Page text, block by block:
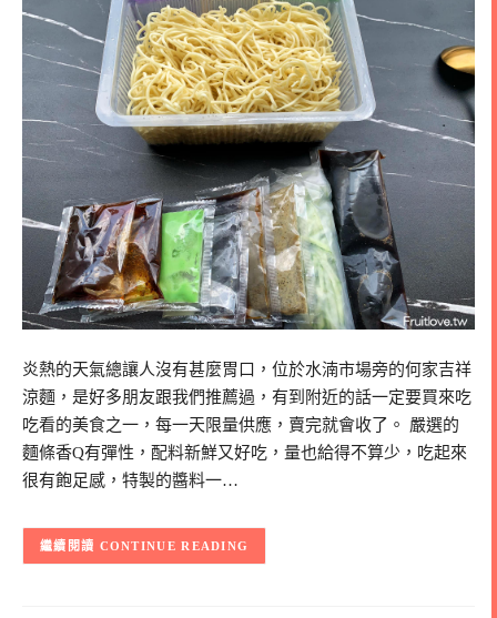
炎熱的天氣總讓人沒有甚麼胃口，位於水湳市場旁的何家吉祥
涼麵，是好多朋友跟我們推薦過，有到附近的話一定要買來吃
吃看的美食之一，每一天限量供應，賣完就會收了。 嚴選的
麵條香Q有彈性，配料新鮮又好吃，量也給得不算少，吃起來
很有飽足感，特製的醬料一…
CONTINUE READING